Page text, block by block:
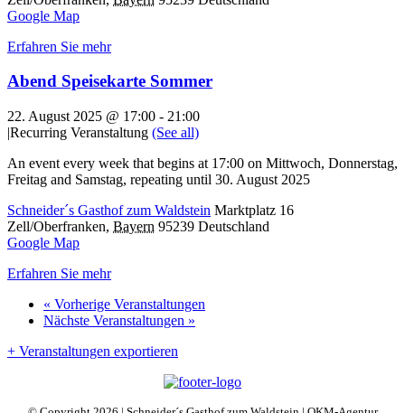
Google Map
Erfahren Sie mehr
Abend Speisekarte Sommer
22. August 2025 @ 17:00 - 21:00
|Recurring Veranstaltung (See all)
An event every week that begins at 17:00 on Mittwoch, Donnerstag,
Freitag and Samstag, repeating until 30. August 2025
Schneider´s Gasthof zum Waldstein Marktplatz 16
Zell/Oberfranken, Bayern 95239 Deutschland
Google Map
Erfahren Sie mehr
« Vorherige Veranstaltungen
Nächste Veranstaltungen »
+ Veranstaltungen exportieren